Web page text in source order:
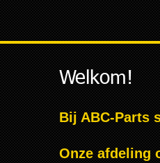
Welkom!
Bij ABC-Parts
Onze afdeling